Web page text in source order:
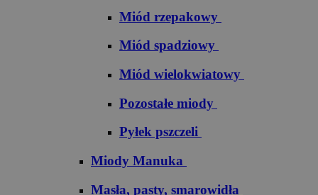
Miód rzepakowy
Miód spadziowy
Miód wielokwiatowy
Pozostałe miody
Pyłek pszczeli
Miody Manuka
Masła, pasty, smarowidła